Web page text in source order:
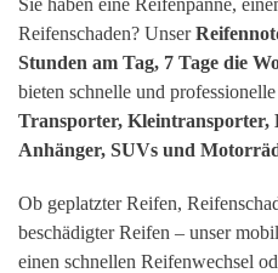
Sie haben eine Reifenpanne,
Reifenschaden? Unser
Stunden am Tag, 7 Tage die
bieten schnelle und
Transporter, Kleintransporter,
Anhänger, SUVs und
Ob geplatzter Reifen,
beschädigter Reifen – unser
einen schnellen Reifenwechsel